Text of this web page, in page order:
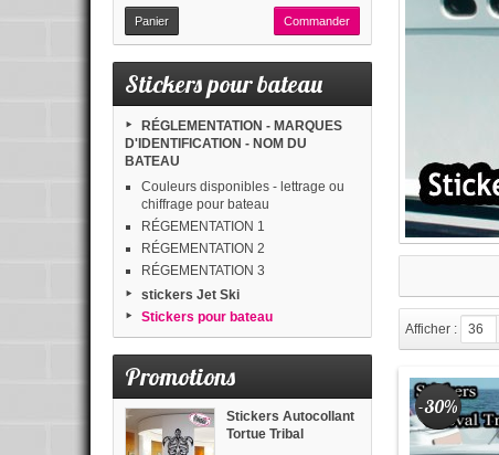
Panier Commander
Stickers pour bateau
RÉGLEMENTATION - MARQUES
D'IDENTIFICATION - NOM DU
BATEAU
Couleurs disponibles - lettrage ou
chiffrage pour bateau
RÉGEMENTATION 1
RÉGEMENTATION 2
RÉGEMENTATION 3
stickers Jet Ski
Stickers pour bateau
Promotions
Stickers Autocollant
Tortue Tribal
Afficher : 36
-30%